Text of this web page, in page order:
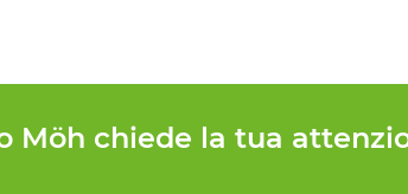
Möh chiede la tua